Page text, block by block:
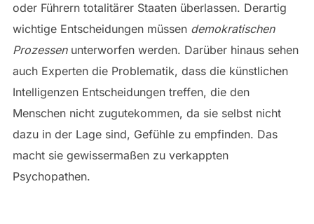
oder Führern totalitärer Staaten überlassen. Derartig
wichtige Entscheidungen müssen demokratischen
Prozessenunterworfen werden. Darüber hinaus sehen
auch Experten die Problematik, dass die künstlichen
Intelligenzen Entscheidungen treffen, die den
Menschen nicht zugutekommen, da sie selbst nicht
dazu in der Lage sind, Gefühle zu empfinden. Das
macht sie gewissermaßen zu verkappten
Psychopathen.